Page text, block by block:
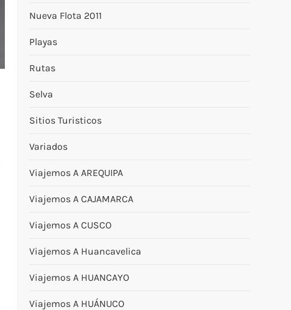
Nueva Flota 2011
Playas
Rutas
Selva
Sitios Turisticos
Variados
Viajemos A AREQUIPA
Viajemos A CAJAMARCA
Viajemos A CUSCO
Viajemos A Huancavelica
Viajemos A HUANCAYO
Viajemos A HUÁNUCO